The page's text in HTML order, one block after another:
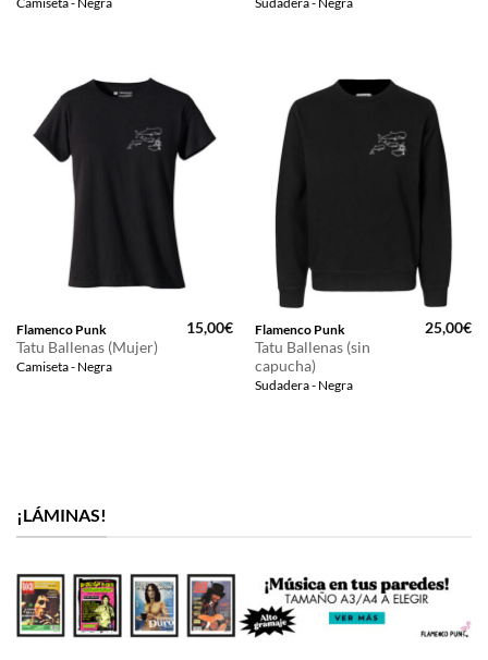
Flamenco Punk
Tatu Ballenas (Mujer)
Camiseta - Negra
15,00€ Flamenco Punk
Tatu Ballenas (sin
capucha)
Sudadera - Negra
25,00€
¡LÁMINAS!